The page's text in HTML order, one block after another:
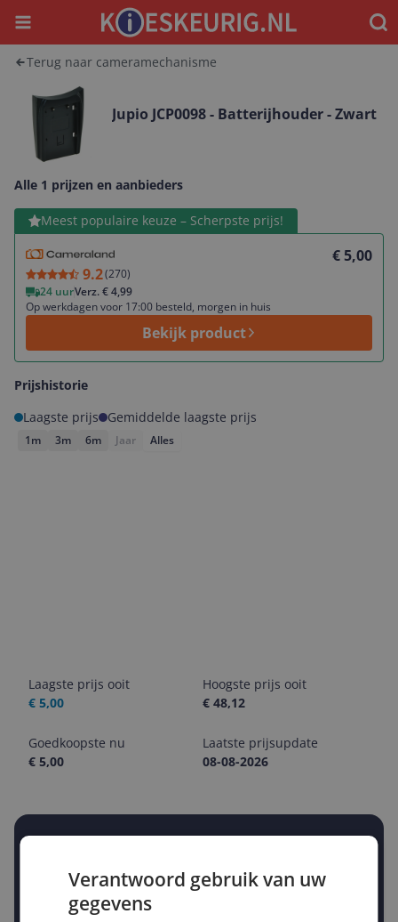
Menu
Terug naar cameramechanisme
Jupio JCP0098 - Batterijhouder - Zwart
Alle 1 prijzen en aanbieders
Meest populaire keuze – Scherpste prijs!
9.2(270)
€ 5,00
24 uurVerz. € 4,99
Op werkdagen voor 17:00 besteld, morgen in huis
Bekijk product
Bekijk product
Prijshistorie
Laagste prijs
Gemiddelde laagste prijs
1m 3m 6m Jaar Alles
Laagste prijs ooit
€ 5,00
Hoogste prijs ooit
€ 48,12
Goedkoopste nu
€ 5,00
Laatste prijsupdate
08-08-2026
Jouw e-mailadres
Verantwoord gebruik van uw
gegevens